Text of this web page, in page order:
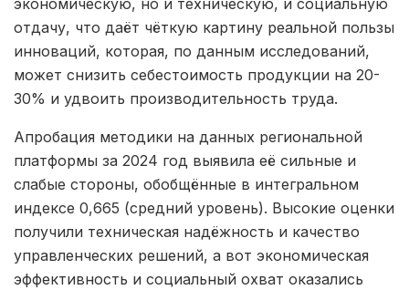
экономическую, но и техническую, и социальную
отдачу, что даёт чёткую картину реальной пользы
инноваций, которая, по данным исследований,
может снизить себестоимость продукции на 20-
30% и удвоить производительность труда.
Апробация методики на данных региональной
платформы за 2024 год выявила её сильные и
слабые стороны, обобщённые в интегральном
индексе 0,665 (средний уровень). Высокие оценки
получили техническая надёжность и качество
управленческих решений, а вот экономическая
эффективность и социальный охват оказались